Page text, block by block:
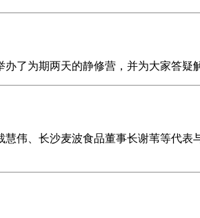
了为期两天的静修营，并为大家答疑
伟、长沙麦波食品董事长谢苇等代